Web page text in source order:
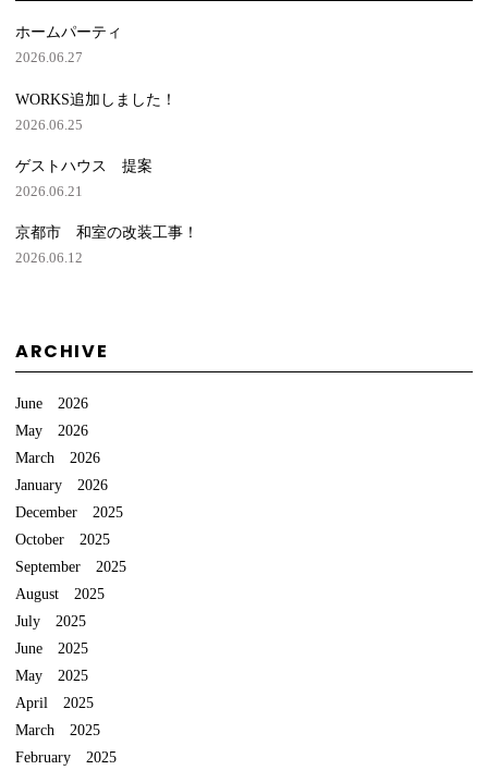
ホームパーティ
2026.06.27
WORKS追加しました！
2026.06.25
ゲストハウス 提案
2026.06.21
京都市 和室の改装工事！
2026.06.12
ARCHIVE
June 2026
May 2026
March 2026
January 2026
December 2025
October 2025
September 2025
August 2025
July 2025
June 2025
May 2025
April 2025
March 2025
February 2025